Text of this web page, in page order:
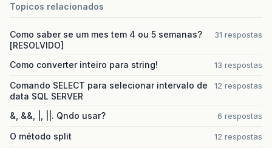
Topicos relacionados
Como saber se um mes tem 4 ou 5 semanas?
[RESOLVIDO]
31 respostas
Como converter inteiro para string! 13 respostas
Comando SELECT para selecionar intervalo de
data SQL SERVER
12 respostas
&, &&, |, ||. Qndo usar? 6 respostas
O método split 12 respostas